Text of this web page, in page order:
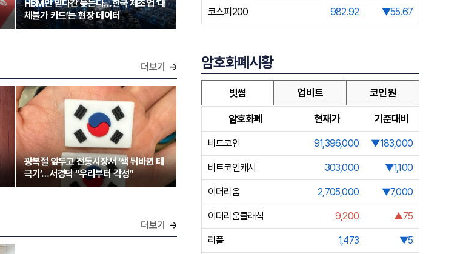
HBM만 믿다간 늦는다…한국 제조업 ‘대
체불가 카드’는 현장 데이터
더보기
광복절 앞두고 전통시장서 ‘색 뒤바뀐 태
극기’…서경덕 “우리부터 각성”
더보기
코스피200 982.92 ▼55.67
암호화폐시황
빗썸 업비트 코인원
암호화폐 현재가 기준대비
비트코인 91,396,000 ▼183,000
비트코인캐시 303,000 ▼1,100
이더리움 2,705,000 ▼7,000
이더리움클래식 9,200 ▲75
리플 1,473 ▼5